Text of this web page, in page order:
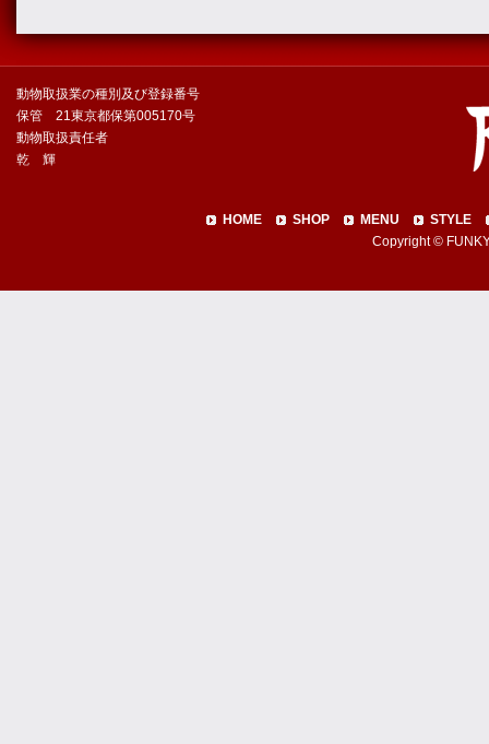
動物取扱業の種別及び登録番号
保管 21東京都保第005170号
動物取扱責任者
乾 輝
HOME SHOP MENU
STYLE
Copyright ©